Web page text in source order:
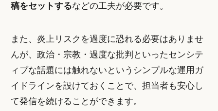
稿をセットするなどの工夫が必要です。
また、炎上リスクを過度に恐れる必要はありませ
んが、政治・宗教・過度な批判といったセンシテ
ィブな話題には触れないというシンプルな運用ガ
イドラインを設けておくことで、担当者も安心し
て発信を続けることができます。